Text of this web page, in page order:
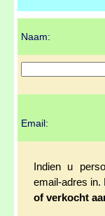
Naam:
Email:
Indien u
email-adres in.
of verkocht